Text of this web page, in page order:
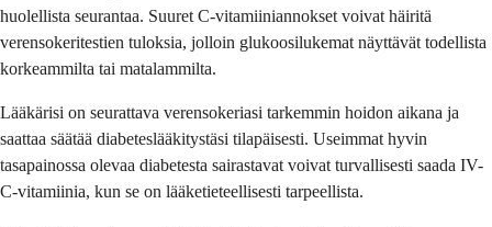
huolellista seurantaa. Suuret C-vitamiiniannokset voivat häiritä
verensokeritestien tuloksia, jolloin glukoosilukemat näyttävät todellista
korkeammilta tai matalammilta.
Lääkärisi on seurattava verensokeriasi tarkemmin hoidon aikana ja
saattaa säätää diabeteslääkitystäsi tilapäisesti. Useimmat hyvin
tasapainossa olevaa diabetesta sairastavat voivat turvallisesti saada IV-
C-vitamiinia, kun se on lääketieteellisesti tarpeellista.